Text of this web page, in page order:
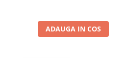
ADAUGA IN COS